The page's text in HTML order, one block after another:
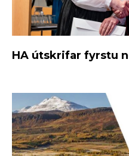
HA útskrifar fyrstu